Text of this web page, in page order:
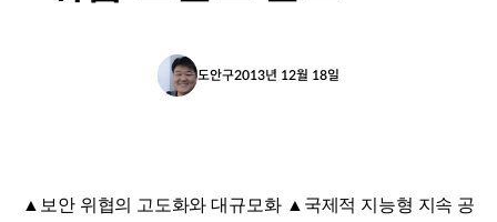
도안구2013년 12월 18일
▲보안 위협의 고도화와 대규모화 ▲국제적 지능형 지속 공